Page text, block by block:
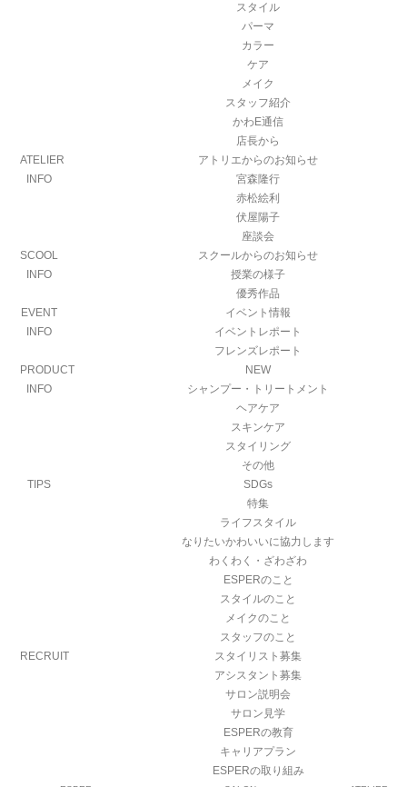
スタイル
パーマ
カラー
ケア
メイク
スタッフ紹介
かわE通信
店長から
ATELIER
INFO
アトリエからのお知らせ
宮森隆行
赤松絵利
伏屋陽子
座談会
SCOOL
INFO
スクールからのお知らせ
授業の様子
優秀作品
EVENT
INFO
イベント情報
イベントレポート
フレンズレポート
PRODUCT
INFO
NEW
シャンプー・トリートメント
ヘアケア
スキンケア
スタイリング
その他
TIPS
SDGs
特集
ライフスタイル
なりたいかわいいに協力します
わくわく・ざわざわ
ESPERのこと
スタイルのこと
メイクのこと
スタッフのこと
RECRUIT
スタイリスト募集
アシスタント募集
サロン説明会
サロン見学
ESPERの教育
キャリアプラン
ESPERの取り組み